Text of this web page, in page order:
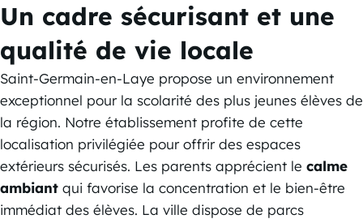
Un cadre sécurisant et une
qualité de vie locale
Saint-Germain-en-Laye propose un environnement
exceptionnel pour la scolarité des plus jeunes élèves de
la région. Notre établissement profite de cette
localisation privilégiée pour offrir des espaces
extérieurs sécurisés. Les parents apprécient le calme
ambiant qui favorise la concentration et le bien-être
immédiat des élèves. La ville dispose de parcs